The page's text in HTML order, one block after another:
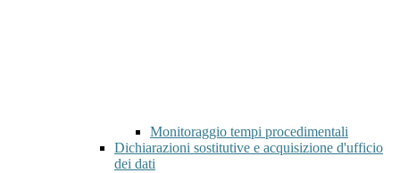
Monitoraggio tempi procedimentali
Dichiarazioni sostitutive e acquisizione d'ufficio
dei dati